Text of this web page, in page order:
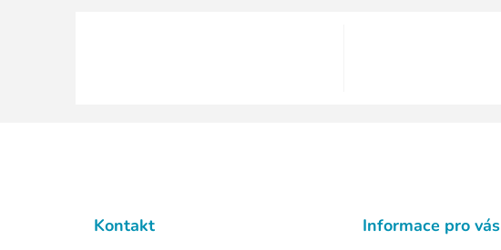
Kontakt Informace pro vás